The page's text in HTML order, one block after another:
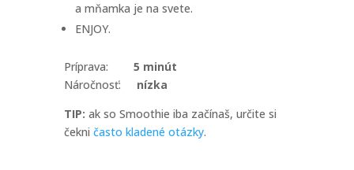
a mňamka je na svete.
ENJOY.
Príprava: 5 minút
Náročnosť: nízka
TIP: ak so Smoothie iba začínaš, určite si
čekni často kladené otázky.